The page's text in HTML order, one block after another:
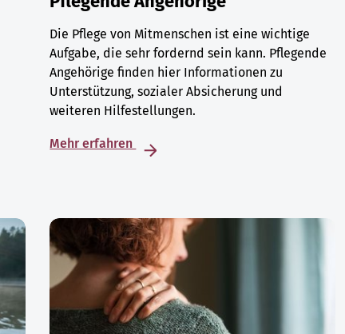
Die Pflege von Mitmenschen ist eine wichtige
Aufgabe, die sehr fordernd sein kann. Pflegende
Angehörige finden hier Informationen zu
Unterstützung, sozialer Absicherung und
weiteren Hilfestellungen.
Mehr erfahren